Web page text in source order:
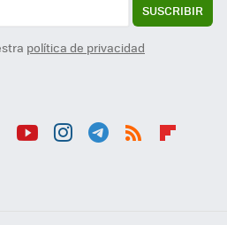
SUSCRIBIR
política de privacidad